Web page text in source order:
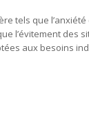
tels que
l’évitement des
aux besoins